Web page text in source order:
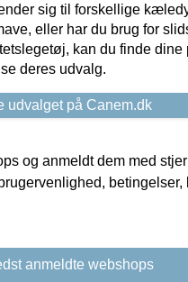
sig til forskellige
eller har du brug for
kan du finde
deres udvalg.
udvalget på Canem.dk
og anmeldt dem med
betingelser,
anmeldte webshops